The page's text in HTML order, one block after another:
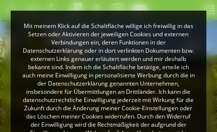
© Peter Mesenholl
Mit meinem Klick auf die Schaltfläche willige ich freiwillig in das
Setzen oder Aktivieren der jeweiligen Cookies und externen
Verbindungen ein, deren Funktionen in der
Datenschutzerklärung oder in dort verlinkten Dokumenten bzw.
externen Links genauer erläutert werden und mir deshalb
bekannt sind. Indem ich die Schaltfläche betätige, erteile ich
auch meine Einwilligung in personalisierte Werbung durch die in
der Datenschutzerklärung genannten Unternehmen,
insbesondere für Übermittlungen an Drittländer. Ich kann die
datenschutzrechtliche Einwilligung jederzeit mit Wirkung für die
Zukunft durch die Änderung meiner Cookie-Einstellungen oder
das Löschen meiner Cookies widerrufen. Durch den Widerruf
der Einwilligung wird die Rechtmäßigkeit der aufgrund der